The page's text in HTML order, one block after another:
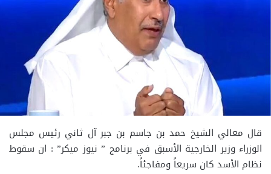
قال معالي الشيخ حمد بن جاسم بن جبر آل ثاني رئيس مجلس
الوزراء وزير الخارجية الأسبق في برنامج ” نيوز ميكر” : ان سقوط
نظام الأسد كان سريعاً ومفاجئاً.